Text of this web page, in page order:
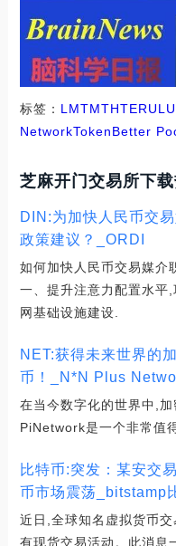
标签： LMTMTHTERULU
NetworkTokenBetter
芝麻开门交易所下
DIN:为加快人民币交
政策建议？_ORDI
如何加快人民币交易媒介
一、提升注意力配置水平
网基础设施建设.
NET:获得未来世界的
币！_N*N Plus
在当今数字化的世界中,
PiNetwork是一个非常值
比特币:突发：某安交
币市场震荡_bitstamp
近日,全球知名虚拟货币
有现货交易活动。此消息